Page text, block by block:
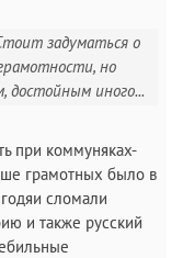
задуматься о
но
достойным иного...
при коммуняках-
грамотных было в
сломали
и также русский